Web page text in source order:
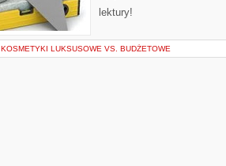
lektury!
KOSMETYKI LUKSUSOWE VS. BUDŻETOWE